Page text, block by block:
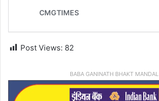
Post Views: 82
BABA GANINATH BHAKT MANDAL